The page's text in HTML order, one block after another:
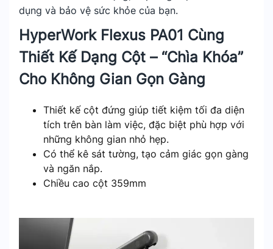
dụng và bảo vệ sức khỏe của bạn.
HyperWork Flexus PA01 Cùng
Thiết Kế Dạng Cột – “Chìa Khóa”
Cho Không Gian Gọn Gàng
Thiết kế cột đứng giúp tiết kiệm tối đa diện
tích trên bàn làm việc, đặc biệt phù hợp với
những không gian nhỏ hẹp.
Có thể kê sát tường, tạo cảm giác gọn gàng
và ngăn nắp.
Chiều cao cột 359mm